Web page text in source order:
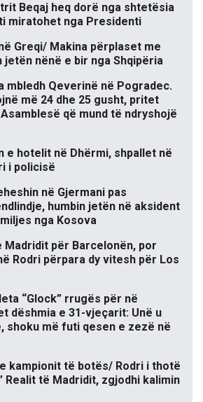
Beqaj heq dorë nga shtetësia
miratohet nga Presidenti
Greqi/ Makina përplaset me
jetën nënë e bir nga Shqipëria
mbledh Qeverinë në Pogradec.
më 24 dhe 25 gusht, pritet
që mund të ndryshojë
e hotelit në Dhërmi, shpallet në
i policisë
në Gjermani pas
humbin jetën në aksident
nga Kosova
Madridit për Barcelonën, por
Rodri përpara dy vitesh për Los
“Glock” rrugës për në
dëshmia e 31-vjeçarit: Unë u
shoku më futi qesen e zezë në
kampionit të botës/ Rodri i thotë
Realit të Madridit, zgjodhi kalimin